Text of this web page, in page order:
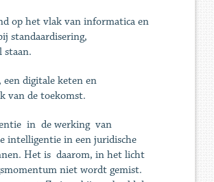
op het vlak van informatica en
standaardisering,
staan.
digitale keten en
van de toekomst.
in de werking van
in een juridische
Het is daarom, in het licht
niet wordt gemist.